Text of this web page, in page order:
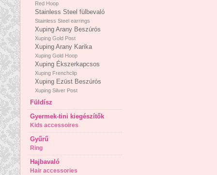
Red Hoop
Stainless Steel fülbevaló
Stainless Steel earrings
Xuping Arany Beszúrós
Xuping Gold Post
Xuping Arany Karika
Xuping Gold Hoop
Xuping Ékszerkapcsos
Xuping Frenchclip
Xuping Ezüst Beszúrós
Xuping Silver Post
Füldísz
Gyermek-tini kiegészítők
Kids accessoires
Gyűrű
Ring
Hajbavaló
Hair accessories